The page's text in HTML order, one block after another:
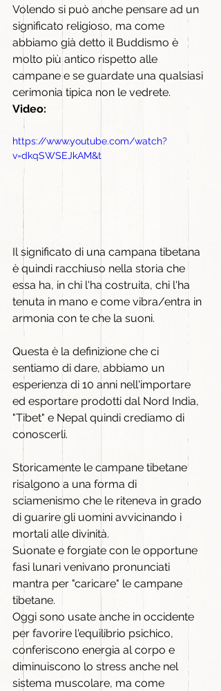
Volendo si può anche pensare ad un
significato religioso, ma come
abbiamo già detto il Buddismo è
molto più antico rispetto alle
campane e se guardate una qualsiasi
cerimonia tipica non le vedrete.
Video:
https://www.youtube.com/watch?
v=dkqSWSEJkAM&t
Il significato di una campana tibetana
è quindi racchiuso nella storia che
essa ha, in chi l'ha costruita, chi l'ha
tenuta in mano e come vibra/entra in
armonia con te che la suoni.
Questa è la definizione che ci
sentiamo di dare, abbiamo un
esperienza di 10 anni nell'importare
ed esportare prodotti dal Nord India,
"Tibet" e Nepal quindi crediamo di
conoscerli.
Storicamente le campane tibetane
risalgono a una forma di
sciamenismo che le riteneva in grado
di guarire gli uomini avvicinando i
mortali alle divinità.
Suonate e forgiate con le opportune
fasi lunari venivano pronunciati
mantra per "caricare" le campane
tibetane.
Oggi sono usate anche in occidente
per favorire l'equilibrio psichico,
conferiscono energia al corpo e
diminuiscono lo stress anche nel
sistema muscolare, ma come